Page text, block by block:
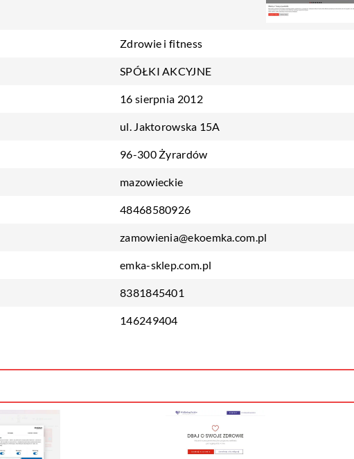
Zdrowie i fitness
SPÓŁKI AKCYJNE
16 sierpnia 2012
ul. Jaktorowska 15A
96-300 Żyrardów
mazowieckie
48468580926
zamowienia@ekoemka.com.pl
emka-sklep.com.pl
8381845401
146249404